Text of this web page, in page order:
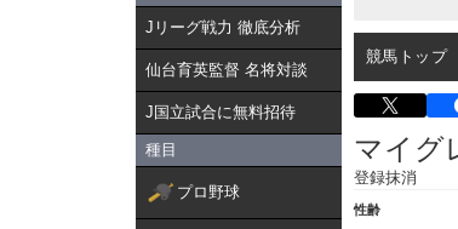
Jリーグ戦力 徹底分析
仙台育英監督 名将対談
J国立試合に無料招待
種目
プロ野球
競馬トップ
マイグ
登録抹消
性齢